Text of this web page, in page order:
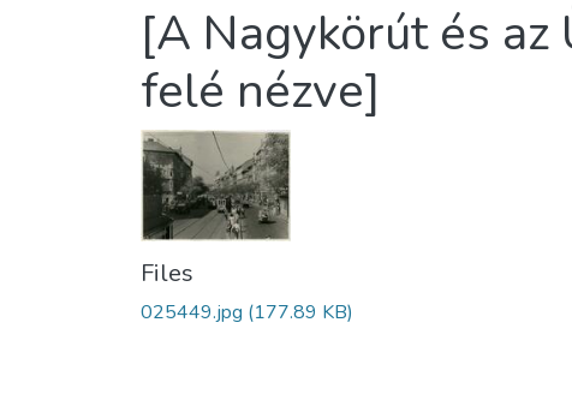
[A Nagykörút és az
felé nézve]
Files
025449.jpg (177.89 KB)